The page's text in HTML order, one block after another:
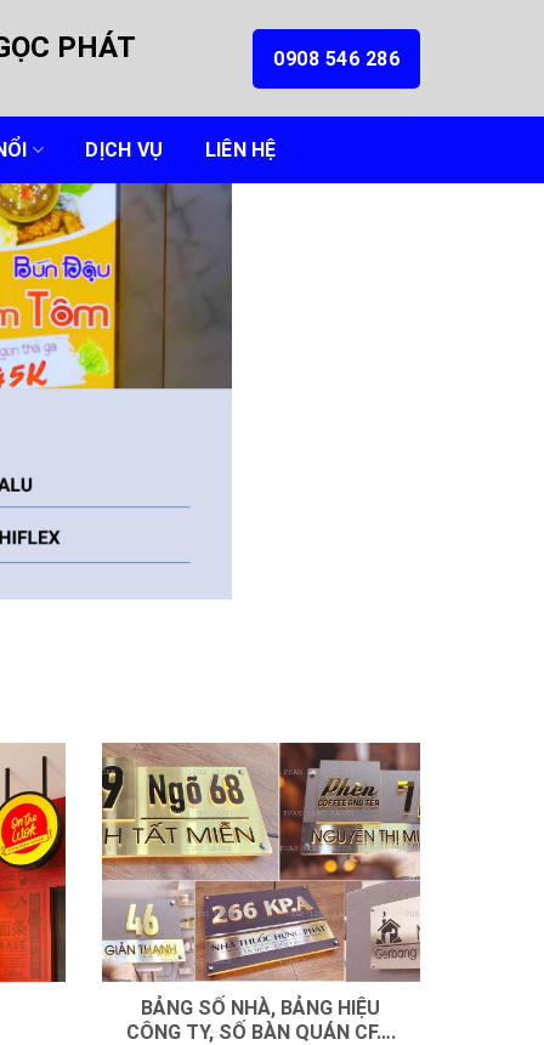
PHÁT 0908 546 286
DỊCH VỤ LIÊN HỆ
BẢNG SỐ NHÀ, BẢNG HIỆU
CÔNG TY, SỐ BÀN QUÁN CF….